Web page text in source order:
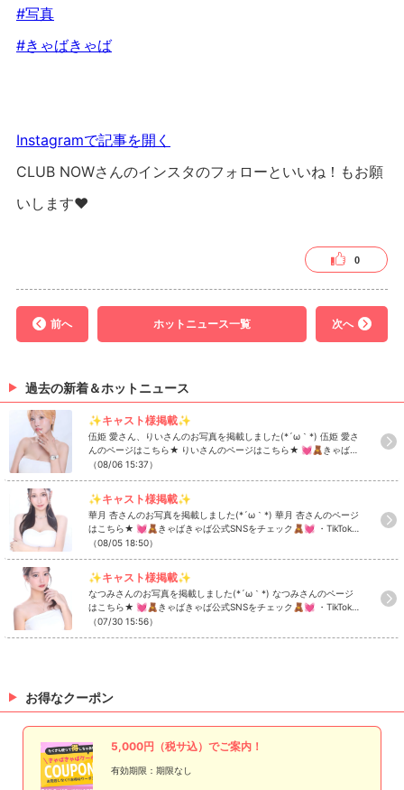
#写真
#きゃばきゃば
Instagramで記事を開く
CLUB NOWさんのインスタのフォローといいね！もお願
いします❤︎
0
前へ ホットニュース一覧 次へ
過去の新着＆ホットニュース
✨キャスト様掲載✨
伍姫 愛さん、りいさんのお写真を掲載しました(*´ω｀*) 伍姫 愛さ
んのページはこちら★ りいさんのページはこちら★ 💓🧸きゃばき
ゃば公式SNSをチェック🧸💓 ・TikTok ・Instagram ・Twitter ・
（08/06 15:37）
✨キャスト様掲載✨
華月 杏さんのお写真を掲載しました(*´ω｀*) 華月 杏さんのページ
はこちら★ 💓🧸きゃばきゃば公式SNSをチェック🧸💓 ・TikTok
・Instagram ・Twitter ・YouTube
（08/05 18:50）
✨キャスト様掲載✨
なつみさんのお写真を掲載しました(*´ω｀*) なつみさんのページ
はこちら★ 💓🧸きゃばきゃば公式SNSをチェック🧸💓 ・TikTok
・Instagram ・Twitter ・YouTube
（07/30 15:56）
お得なクーポン
5,000円（税サ込）でご案内！
有効期限：期限なし